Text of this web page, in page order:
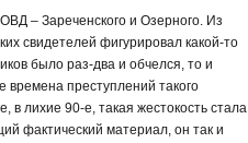
– Зареченского и Озерного. Из
свидетелей фигурировал какой-то
было раз-два и обчелся, то и
времена преступлений такого
лихие 90-е, такая жестокость стала
фактический материал, он так и